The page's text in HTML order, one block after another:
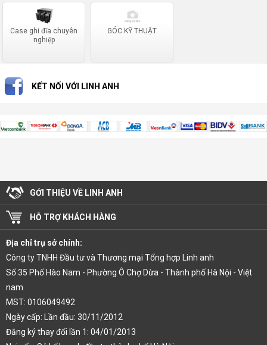
Case ghi đĩa chuyên
nghiệp
GÓC KỸ THUẬT
KẾT NỐI VỚI LINH ANH
GỚI THIỆU VỀ LINH ANH
HỖ TRỢ KHÁCH HÀNG
Địa chỉ trụ sở chính:
Công ty TNHH Đầu tư và Thương mại Tổng hợp Linh anh
Số 35 Phố Hào Nam - Phường Ô Chợ Dừa - Thành phố Hà Nội - Việt
nam
MST: 0106049492
Ngày cấp: Lần đầu: 30/11/2012
Đăng ký thay đổi lần 1: 04/01/2013